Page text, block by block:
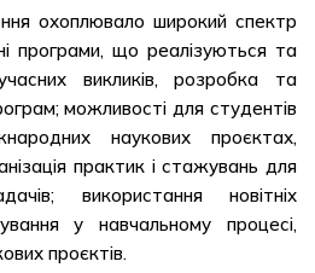
охоплювало широкий спектр
програми, що реалізуються та
викликів, розробка та
можливості для студентів
наукових проєктах,
практик і стажувань для
використання новітніх
у навчальному процесі,
проєктів.